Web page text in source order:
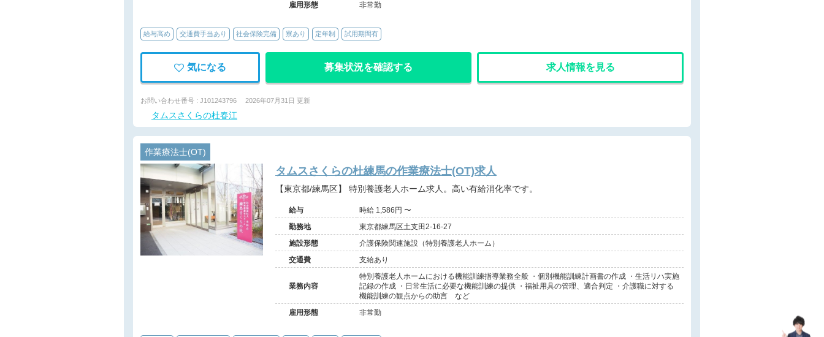
雇用形態
非常勤
給与高め 交通費手当あり 社会保険完備 寮あり 定年制 試用期間有
気になる 募集状況を確認する 求人情報を見る
お問い合わせ番号 : J101243796 2026年07月31日 更新
タムスさくらの杜春江
作業療法士(OT)
タムスさくらの杜練馬の作業療法士(OT)求人
【東京都/練馬区】 特別養護老人ホーム求人。高い有給消化率です。
給与
時給 1,586円 〜
勤務地
東京都練馬区土支田2-16-27
施設形態
介護保険関連施設（特別養護老人ホーム）
交通費
支給あり
業務内容
特別養護老人ホームにおける機能訓練指導業務全般 ・個別機能訓練計画書の作成 ・生活リハ実施
記録の作成 ・日常生活に必要な機能訓練の提供 ・福祉用具の管理、適合判定 ・介護職に対する
機能訓練の観点からの助言 など
雇用形態
非常勤